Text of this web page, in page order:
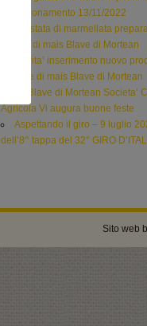
confezionamento 13/11/2022
Crostata di marmellata
fioretto di mais Blave di Mortean
Novita’ inserimento nuovo
Gallette di mais Blave di Mortean
La Blave di Mortean Societa’
Agricola Vi augura buone feste
Aspettando il giro – 9 luglio
dell’8^ tappa del 32° GIRO
Sito web